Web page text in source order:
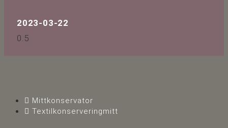
2023-03-22
Mittkonservator
Textilkonserveringmitt